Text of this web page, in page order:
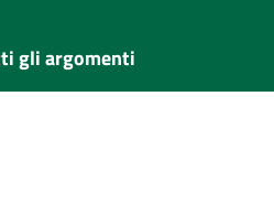
gli argomenti